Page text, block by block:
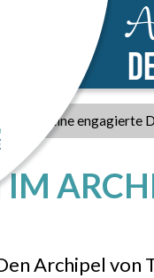
Eine engagierte
IM
Archipel von